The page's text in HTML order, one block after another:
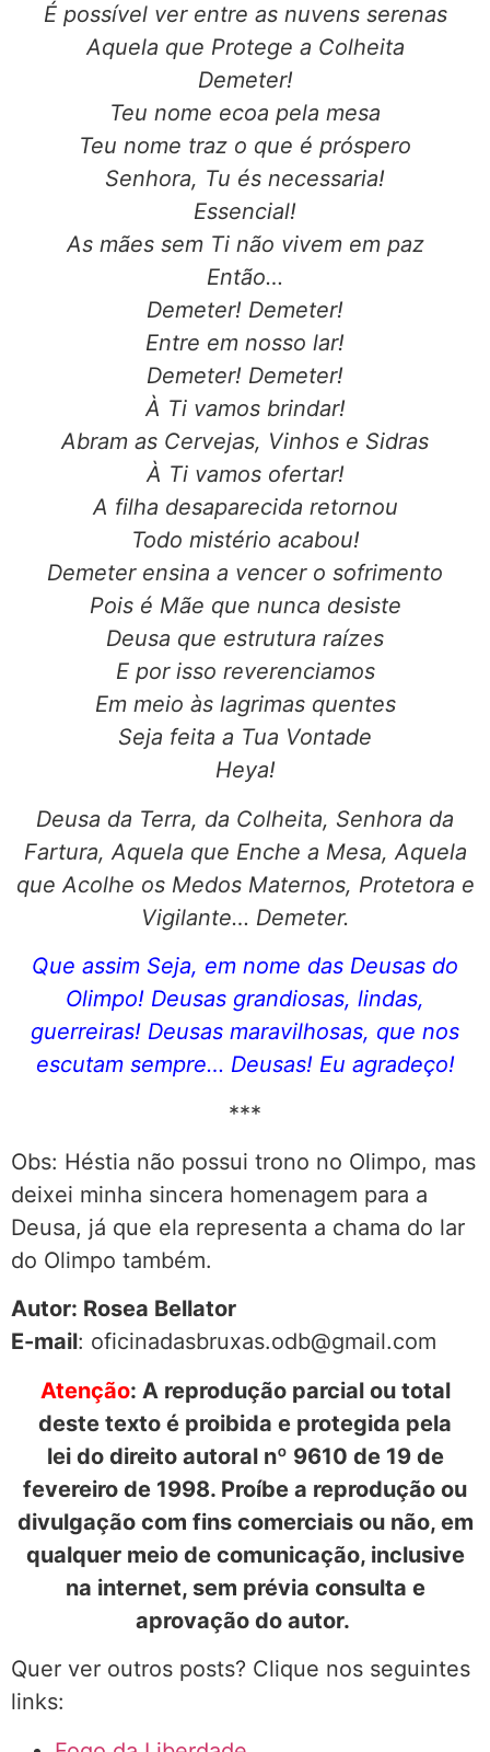
É possível ver entre as nuvens serenas
Aquela que Protege a Colheita
Demeter!
Teu nome ecoa pela mesa
Teu nome traz o que é próspero
Senhora, Tu és necessaria!
Essencial!
As mães sem Ti não vivem em paz
Então…
Demeter! Demeter!
Entre em nosso lar!
Demeter! Demeter!
À Ti vamos brindar!
Abram as Cervejas, Vinhos e Sidras
À Ti vamos ofertar!
A filha desaparecida retornou
Todo mistério acabou!
Demeter ensina a vencer o sofrimento
Pois é Mãe que nunca desiste
Deusa que estrutura raízes
E por isso reverenciamos
Em meio às lagrimas quentes
Seja feita a Tua Vontade
Heya!
Deusa da Terra, da Colheita, Senhora da
Fartura, Aquela que Enche a Mesa, Aquela
que Acolhe os Medos Maternos, Protetora e
Vigilante… Demeter.
Que assim Seja, em nome das Deusas do
Olimpo! Deusas grandiosas, lindas,
guerreiras! Deusas maravilhosas, que nos
escutam sempre… Deusas! Eu agradeço!
***
Obs: Héstia não possui trono no Olimpo, mas
deixei minha sincera homenagem para a
Deusa, já que ela representa a chama do lar
do Olimpo também.
Autor: Rosea Bellator
E-mail: oficinadasbruxas.odb@gmail.com
Atenção: A reprodução parcial ou total
deste texto é proibida e protegida pela
lei do direito autoral nº 9610 de 19 de
fevereiro de 1998. Proíbe a reprodução ou
divulgação com fins comerciais ou não, em
qualquer meio de comunicação, inclusive
na internet, sem prévia consulta e
aprovação do autor.
Quer ver outros posts? Clique nos seguintes
links: